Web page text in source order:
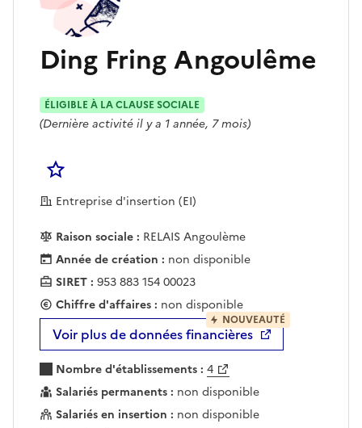
Ding Fring Angoulême
ÉLIGIBLE À LA CLAUSE SOCIALE
(Dernière activité il y a 1 année, 7 mois)
Entreprise d'insertion (EI)
Raison sociale : RELAIS Angoulème
Année de création : non disponible
SIRET : 953 883 154 00023
Chiffre d'affaires : non disponible
Voir plus de données financières
NOUVEAUTÉ
Nombre d'établissements : 4
Salariés permanents : non disponible
Salariés en insertion : non disponible